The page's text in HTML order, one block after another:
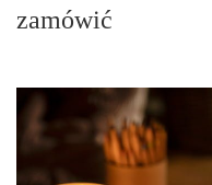
zamówić